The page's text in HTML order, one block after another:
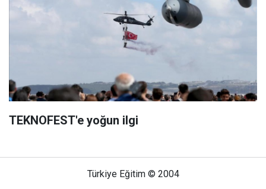
TEKNOFEST'e yoğun ilgi
Türkiye Eğitim © 2004